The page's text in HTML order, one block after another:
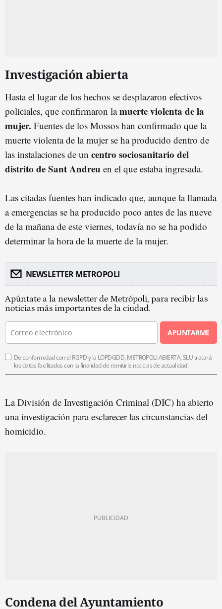
Investigación abierta
Hasta el lugar de los hechos se desplazaron efectivos
policiales, que confirmaron lamuerte violenta de la
mujer. Fuentes de los Mossos han confirmado que la
muerte violenta de la mujer se ha producido dentro de
las instalaciones de un centro sociosanitario del
distrito de Sant Andreu en el que estaba ingresada.
Las citadas fuentes han indicado que, aunque la llamada
a emergencias se ha producido poco antes de las nueve
de la mañana de este viernes, todavía no se ha podido
determinar la hora de la muerte de la mujer.
NEWSLETTER METROPOLI
Apúntate a la newsletter de Metrópoli, para recibir las
noticias más importantes de la ciudad.
APUNTARME
De conformidad con el RGPD y la LOPDGDD, METRÓPOLI ABIERTA, SLU tratará
los datos facilitados con la finalidad de remitirle noticias de actualidad.
La División de Investigación Criminal (DIC) ha abierto
una investigación para esclarecer las circunstancias del
homicidio.
Condena del Ayuntamiento